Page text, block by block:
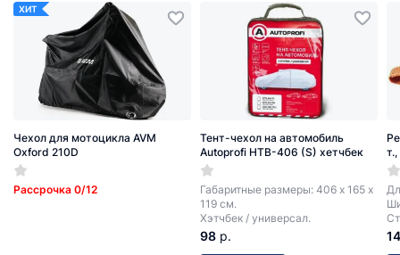
ХИТ
Чехол для мотоцикла AVM
Oxford 210D
Рассрочка 0/12
Тент-чехол на автомобиль
Autoprofi HTB-406 (S) хетчбек
Габаритные размеры: 406 х 165 х
119 см.
Хэтчбек / универсал.
98 р. 14